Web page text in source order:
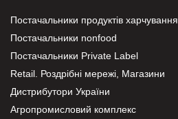
Постачальники продуктів харчування
Постачальники nonfood
Постачальники Private Label
Retail. Роздрібні мережі, Магазини
Дистрибутори України
Агропромисловий комплекс